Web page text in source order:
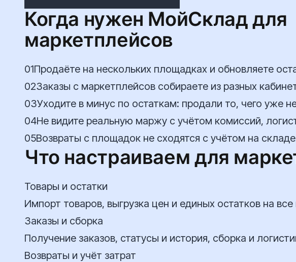
Когда нужен МойСклад для
маркетплейсов
01Продаёте на нескольких площадках и обновляете
02Заказы с маркетплейсов собираете из разных
03Уходите в минус по остаткам: продали то, чего уже
04Не видите реальную маржу с учётом комиссий,
05Возвраты с площадок не сходятся с учётом на
Что настраиваем для
Товары и остатки
Импорт товаров, выгрузка цен и единых остатков на
Заказы и сборка
Получение заказов, статусы и история, сборка и
Возвраты и учёт затрат